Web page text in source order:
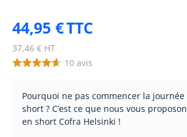
44,95 €TTC
37,46 € HT
10 avis
Pourquoi ne pas commencer la
short ? C’est ce que nous vous
en short Cofra Helsinki !